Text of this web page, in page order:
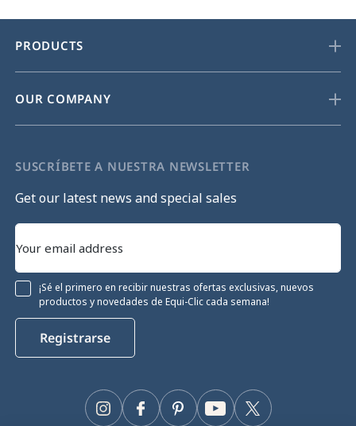
PRODUCTS
OUR COMPANY
SUSCRÍBETE A NUESTRA NEWSLETTER
Get our latest news and special sales
¡Sé el primero en recibir nuestras ofertas exclusivas, nuevos
productos y novedades de Equi-Clic cada semana!
Registrarse
Facebook Twitter
YouTube
Pinterest
Instagram